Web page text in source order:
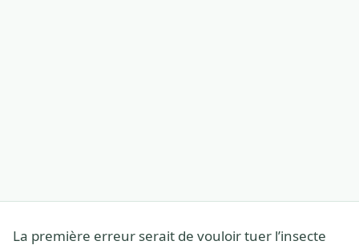
La première erreur serait de vouloir tuer l’insecte